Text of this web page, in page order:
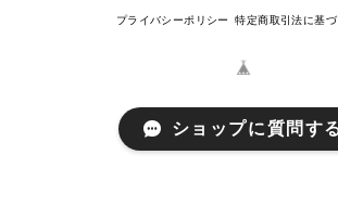
プライバシーポリシー 特定商取引法に基
ショップに質問す